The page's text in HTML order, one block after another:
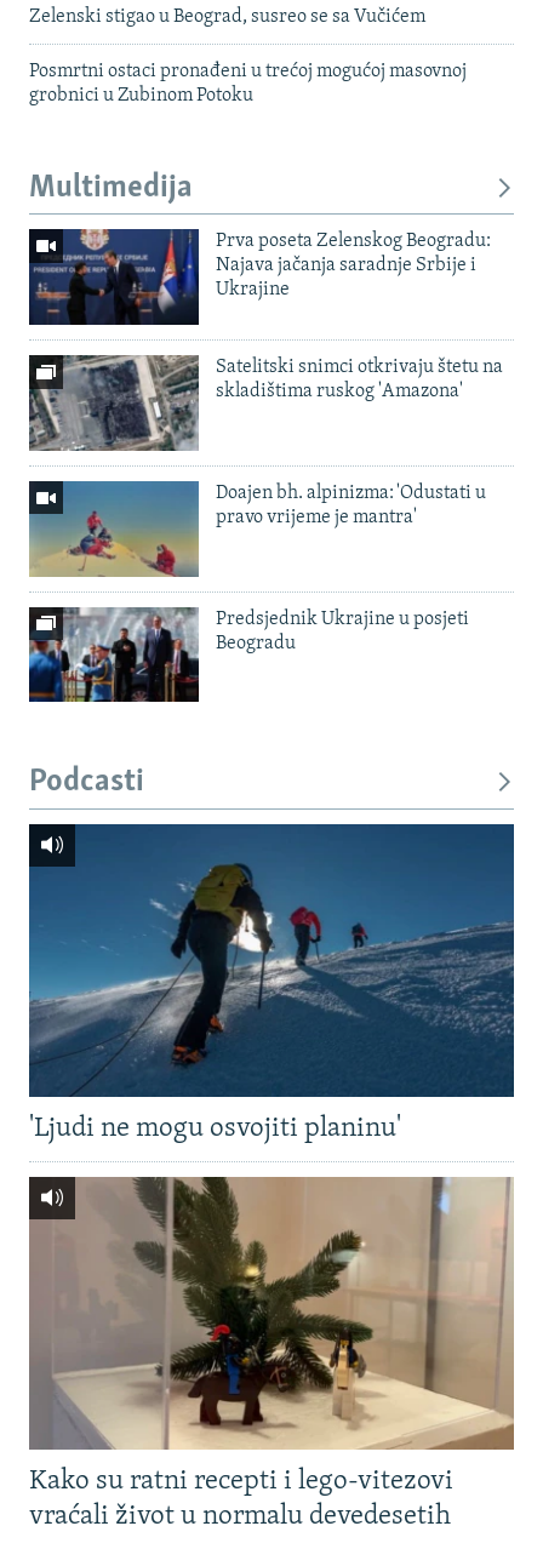
Zelenski stigao u Beograd, susreo se sa Vučićem
Posmrtni ostaci pronađeni u trećoj mogućoj masovnoj
grobnici u Zubinom Potoku
Multimedija
Prva poseta Zelenskog Beogradu:
Najava jačanja saradnje Srbije i
Ukrajine
Satelitski snimci otkrivaju štetu na
skladištima ruskog 'Amazona'
Doajen bh. alpinizma: 'Odustati u
pravo vrijeme je mantra'
Predsjednik Ukrajine u posjeti
Beogradu
Podcasti
'Ljudi ne mogu osvojiti planinu'
Kako su ratni recepti i lego-vitezovi
vraćali život u normalu devedesetih